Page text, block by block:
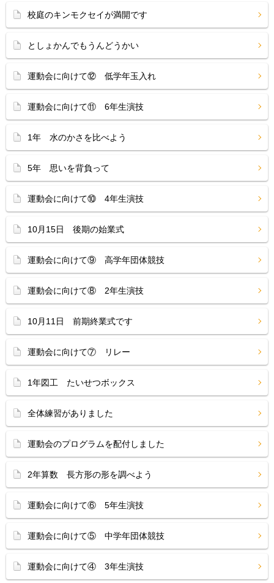
校庭のキンモクセイが満開です
としょかんでもうんどうかい
運動会に向けて⑫ 低学年玉入れ
運動会に向けて⑪ 6年生演技
1年 水のかさを比べよう
5年 思いを背負って
運動会に向けて⑩ 4年生演技
10月15日 後期の始業式
運動会に向けて⑨ 高学年団体競技
運動会に向けて⑧ 2年生演技
10月11日 前期終業式です
運動会に向けて⑦ リレー
1年図工 たいせつボックス
全体練習がありました
運動会のプログラムを配付しました
2年算数 長方形の形を調べよう
運動会に向けて⑥ 5年生演技
運動会に向けて⑤ 中学年団体競技
運動会に向けて④ 3年生演技